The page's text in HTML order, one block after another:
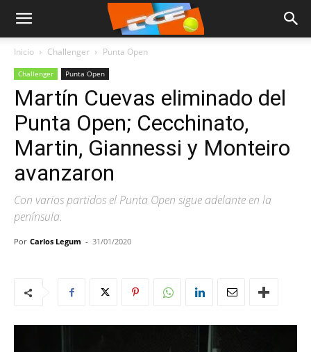
Inicio Challenger Punta Open
Challenger Punta Open
Martín Cuevas eliminado del
Punta Open; Cecchinato,
Martin, Giannessi y Monteiro
avanzaron
Con varios partidos el Punta Open sigue adelante en la
península.
Por Carlos Legum - 31/01/2020